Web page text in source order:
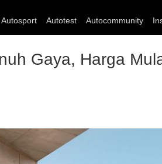
Autosport Autotest Autocommunity
Gaya, Harga